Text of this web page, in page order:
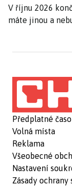
V říjnu 2026
máte jinou a
Předplatné
Volná místa
Reklama
Všeobecné
Nastavení
Zásady